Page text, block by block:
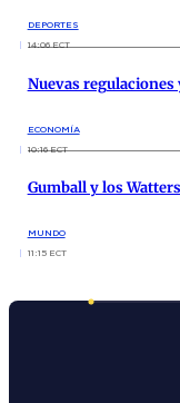
DEPORTES
14:06 ECT
Nuevas
ECONOMÍA
10:16 ECT
Gumball y los
MUNDO
11:15 ECT